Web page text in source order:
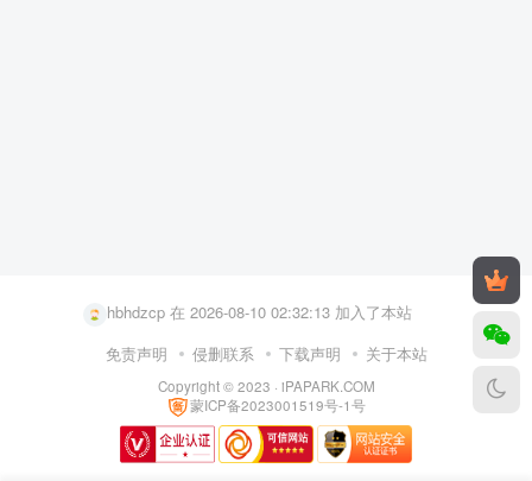
hbhdzcp 在 2026-08-10 02:32:13 加入了本站
user79122618 在 2026-08-10 02:30:18 加入了本站
user51076672 在 2026-08-10 02:23:56 加入了本站
user62029475 在 2026-08-10 01:16:26 加入了本站
user43975568 在 2026-08-10 01:05:12 加入了本站
免责声明 侵删联系 下载声明 关于本站
Copyright © 2023 · iPAPARK.COM
蒙ICP备2023001519号-1号